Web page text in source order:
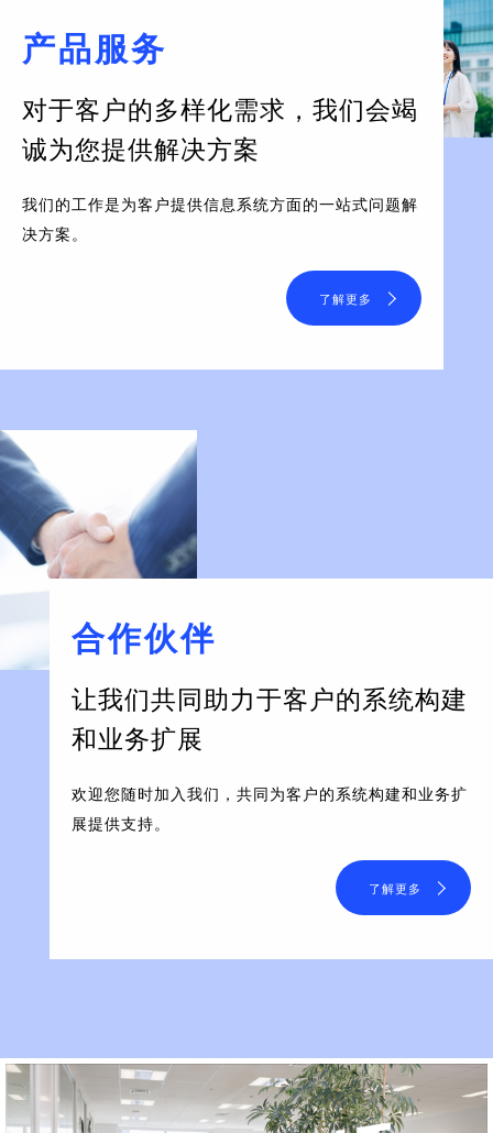
产品服务
对于客户的多样化需求， 我们会竭
诚为您提供解决方案
我们的工作是为客户提供信息系统方面的一站式问题解
决方案。
了解更多
合作伙伴
让我们共同助力于客户的系统构建
和业务扩展
欢迎您随时加入我们，共同为客户的系统构建和业务扩
展提供支持。
了解更多